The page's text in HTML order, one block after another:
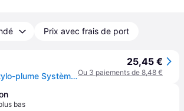
Prix avec frais de port
Lamy Safari stylo-plume Système de remplissage cartouche Noir 1 pièce(s)
25,45 €
Ou 3 paiements de 8,48 €
bas